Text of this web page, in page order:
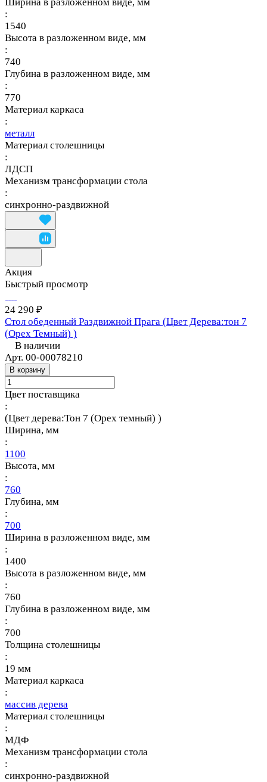
:
1540
Высота в разложенном виде, мм
:
740
Глубина в разложенном виде, мм
:
770
Материал каркаса
:
металл
Материал столешницы
:
ЛДСП
Механизм трансформации стола
:
синхронно-раздвижной
Акция
Быстрый просмотр
24 290 ₽
Стол обеденный Раздвижной Прага (Цвет Дерева:тон 7
(Орех Темный) )
В наличии
Арт. 00-00078210
В корзину
Цвет поставщика
:
(Цвет дерева:Тон 7 (Орех темный) )
Ширина, мм
:
1100
Высота, мм
:
760
Глубина, мм
:
700
Ширина в разложенном виде, мм
:
1400
Высота в разложенном виде, мм
:
760
Глубина в разложенном виде, мм
:
700
Толщина столешницы
:
19 мм
Материал каркаса
:
массив дерева
Материал столешницы
:
МДФ
Механизм трансформации стола
:
синхронно-раздвижной